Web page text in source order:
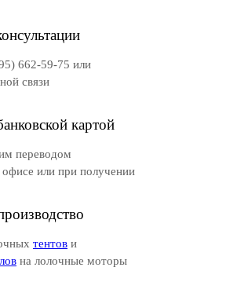
662-59-75 или
связи
картой
переводом
или при получении
тентов и
на лолочные моторы